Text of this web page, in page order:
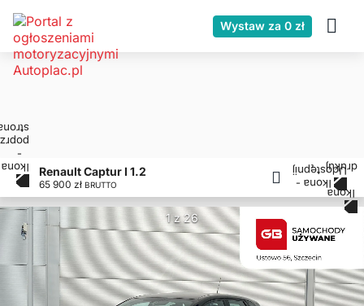
Wystaw za 0 zł
Renault Captur I 1.2
65 900 zł BRUTTO
1 z 26